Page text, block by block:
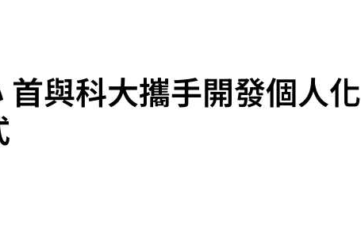
與科大攜手開發個人化